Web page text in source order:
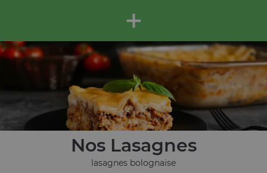
+
Nos Lasagnes
lasagnes bolognaise